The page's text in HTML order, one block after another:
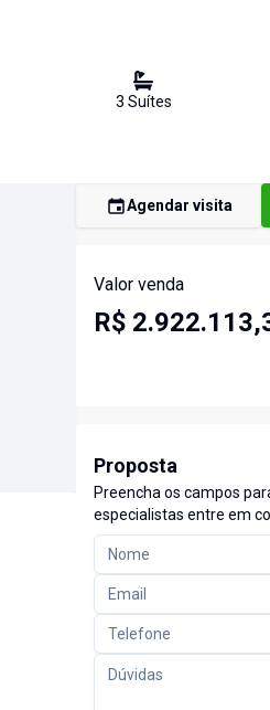
3 Suítes
Agendar visita
Valor venda
R$
Proposta
Preencha os campos
especialistas entre em